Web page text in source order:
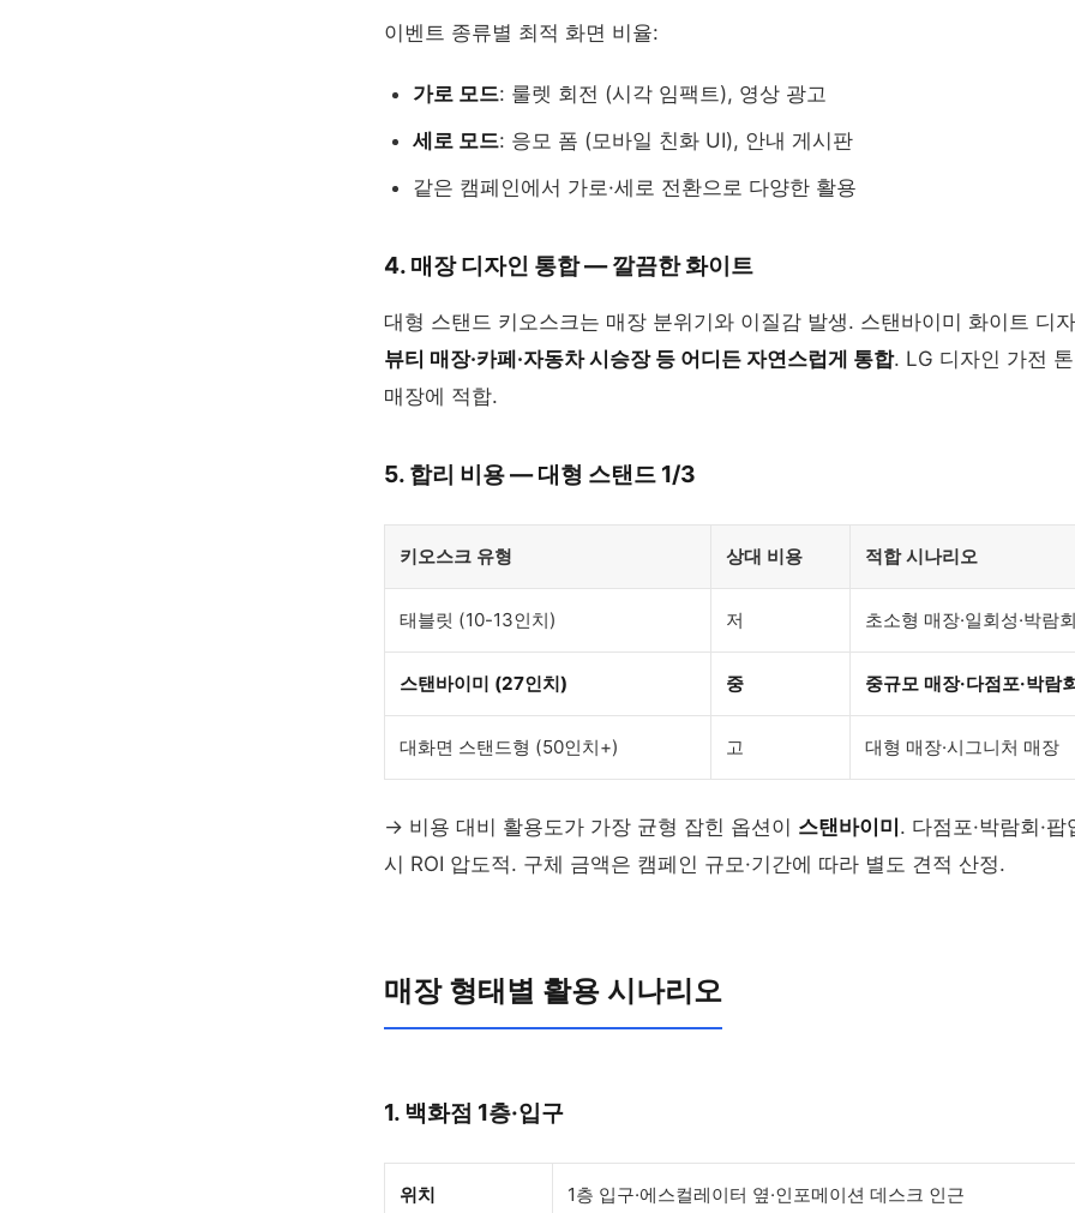
이벤트 종류별 최적 화면 비율:
가로 모드: 룰렛 회전 (시각 임팩트), 영상 광고
세로 모드: 응모 폼 (모바일 친화 UI), 안내 게시판
같은 캠페인에서 가로·세로 전환으로 다양한 활용
4. 매장 디자인 통합 — 깔끔한 화이트
대형 스탠드 키오스크는 매장 분위기와 이질감 발생. 스탠바이미 화이트 디
뷰티 매장·카페·자동차 시승장 등 어디든 자연스럽게 통합. LG 디자인 가전
매장에 적합.
5. 합리 비용 — 대형 스탠드 1/3
키오스크 유형 상대 비용 적합 시나리오
태블릿 (10-13인치) 저 초소형 매장·일회성·박람
스탠바이미 (27인치) 중 중규모 매장·다점포·박람
대화면 스탠드형 (50인치+) 고 대형 매장·시그니처 매장
→ 비용 대비 활용도가 가장 균형 잡힌 옵션이 스탠바이미. 다점포·박람회·
시 ROI 압도적. 구체 금액은 캠페인 규모·기간에 따라 별도 견적 산정.
매장 형태별 활용 시나리오
1. 백화점 1층·입구
위치 1층 입구·에스컬레이터 옆·인포메이션 데스크 인근